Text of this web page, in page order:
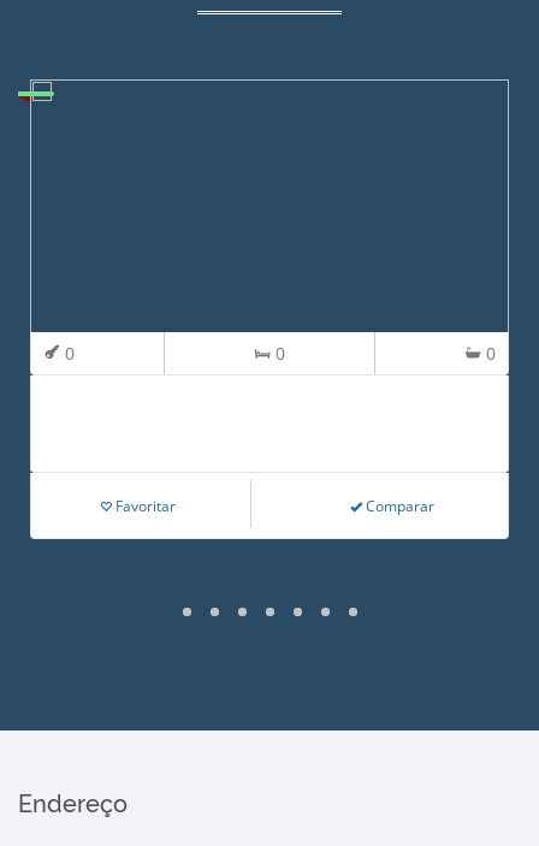
0 0 0
Favoritar Comparar
Endereço